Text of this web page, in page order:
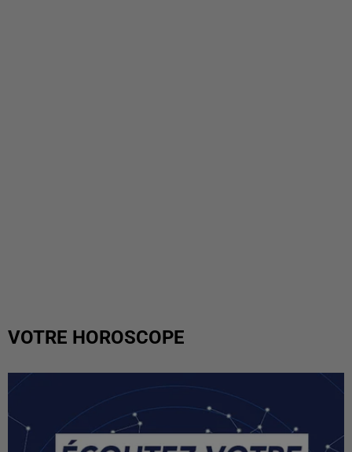
VOTRE HOROSCOPE